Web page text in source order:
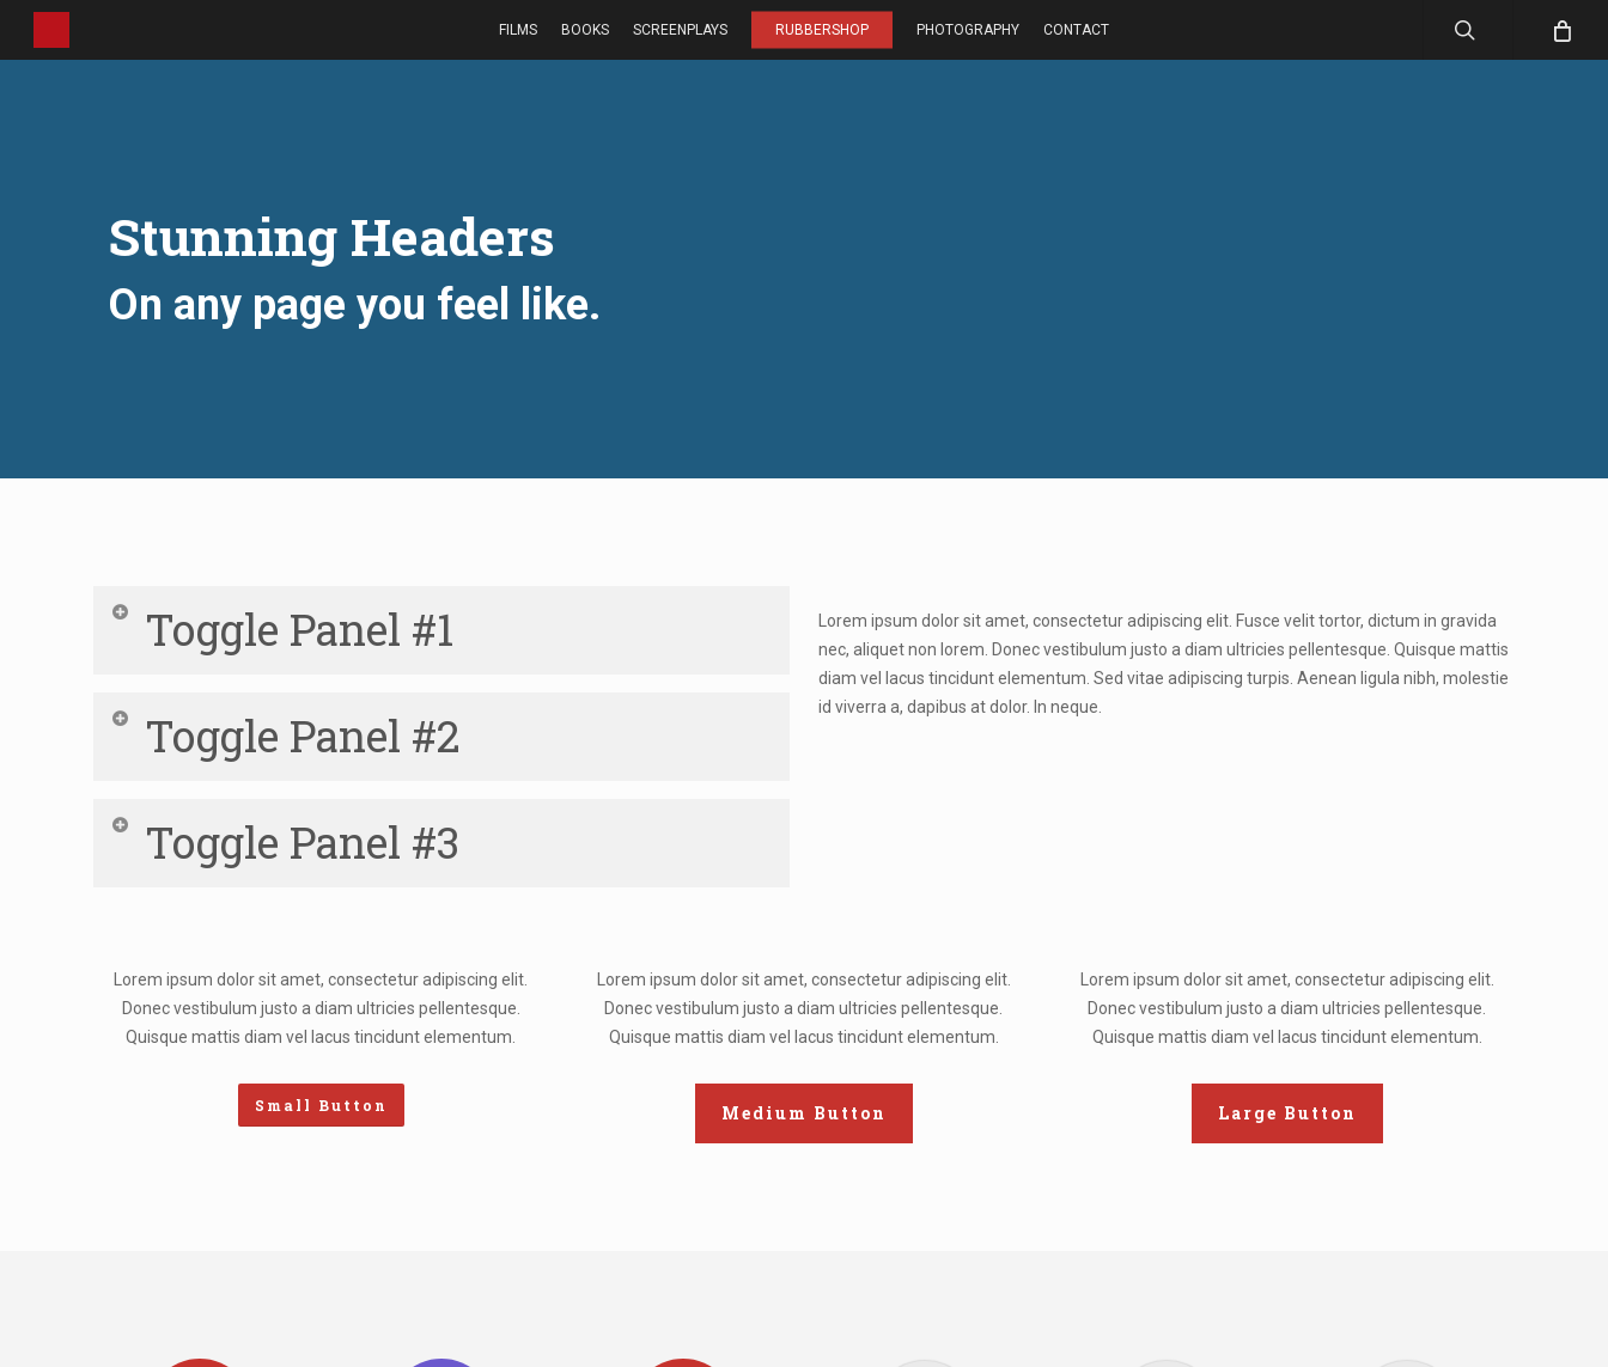
FILMS BOOKS SCREENPLAYS RUBBERSHOP PHOTOGRAPHY CONTACT
Stunning Headers
On any page you feel like.
Toggle Panel #1
gravida nec, aliquet non lorem. Donec vestibulum justo a diam ultricies pellentesque.
Quisque mattis diam vel lacus tincidunt elementum. Sed vitae adipiscing turpis. Aenean
ante lobo rtis id. congue id
Toggle Panel #2
gravida nec, aliquet non lorem. Donec vestibulum justo a diam ultricies pellentesque.
Quisque mattis diam vel lacus tincidunt elementum. Sed vitae adipiscing turpis. Aenean
Toggle Panel #3
Quisque mattis diam vel lacus tincidunt elementum. Sed vitae adipiscing turpis. Aenean
ligula nibh, molestie id viverra a, dapibus at dolor. In iaculis viverra neque, ac eleifend
ante lobortis id..
Lorem ipsum dolor sit amet, consectetur adipiscing elit. Fusce velit tortor, dictum in gravida
nec, aliquet non lorem. Donec vestibulum justo a diam ultricies pellentesque. Quisque mattis
diam vel lacus tincidunt elementum. Sed vitae adipiscing turpis. Aenean ligula nibh, molestie
id viverra a, dapibus at dolor. In neque.
Lorem ipsum dolor sit amet, consectetur adipiscing elit.
Donec vestibulum justo a diam ultricies pellentesque.
Quisque mattis diam vel lacus tincidunt elementum.
Small Button
Lorem ipsum dolor sit amet, consectetur adipiscing elit.
Donec vestibulum justo a diam ultricies pellentesque.
Quisque mattis diam vel lacus tincidunt elementum.
Medium Button
Lorem ipsum dolor sit amet, consectetur adipiscing elit.
Donec vestibulum justo a diam ultricies pellentesque.
Quisque mattis diam vel lacus tincidunt elementum.
Large Button